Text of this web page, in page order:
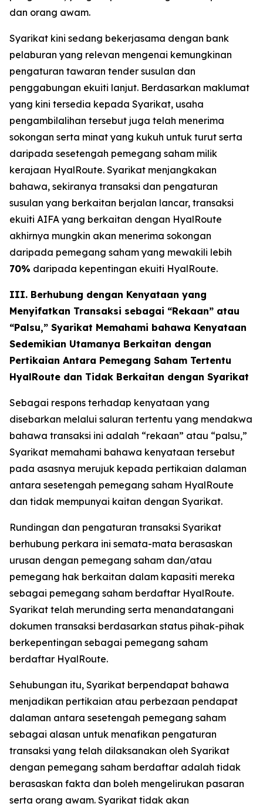
dan orang awam.
Syarikat kini sedang bekerjasama dengan bank
pelaburan yang relevan mengenai kemungkinan
pengaturan tawaran tender susulan dan
penggabungan ekuiti lanjut. Berdasarkan maklumat
yang kini tersedia kepada Syarikat, usaha
pengambilalihan tersebut juga telah menerima
sokongan serta minat yang kukuh untuk turut serta
daripada sesetengah pemegang saham milik
kerajaan HyalRoute. Syarikat menjangkakan
bahawa, sekiranya transaksi dan pengaturan
susulan yang berkaitan berjalan lancar, transaksi
ekuiti AIFA yang berkaitan dengan HyalRoute
akhirnya mungkin akan menerima sokongan
daripada pemegang saham yang mewakili lebih
70% daripada kepentingan ekuiti HyalRoute.
III. Berhubung dengan Kenyataan yang
Menyifatkan Transaksi sebagai “Rekaan” atau
“Palsu,” Syarikat Memahami bahawa Kenyataan
Sedemikian Utamanya Berkaitan dengan
Pertikaian Antara Pemegang Saham Tertentu
HyalRoute dan Tidak Berkaitan dengan Syarikat
Sebagai respons terhadap kenyataan yang
disebarkan melalui saluran tertentu yang mendakwa
bahawa transaksi ini adalah “rekaan” atau “palsu,”
Syarikat memahami bahawa kenyataan tersebut
pada asasnya merujuk kepada pertikaian dalaman
antara sesetengah pemegang saham HyalRoute
dan tidak mempunyai kaitan dengan Syarikat.
Rundingan dan pengaturan transaksi Syarikat
berhubung perkara ini semata-mata berasaskan
urusan dengan pemegang saham dan/atau
pemegang hak berkaitan dalam kapasiti mereka
sebagai pemegang saham berdaftar HyalRoute.
Syarikat telah merunding serta menandatangani
dokumen transaksi berdasarkan status pihak-pihak
berkepentingan sebagai pemegang saham
berdaftar HyalRoute.
Sehubungan itu, Syarikat berpendapat bahawa
menjadikan pertikaian atau perbezaan pendapat
dalaman antara sesetengah pemegang saham
sebagai alasan untuk menafikan pengaturan
transaksi yang telah dilaksanakan oleh Syarikat
dengan pemegang saham berdaftar adalah tidak
berasaskan fakta dan boleh mengelirukan pasaran
serta orang awam. Syarikat tidak akan